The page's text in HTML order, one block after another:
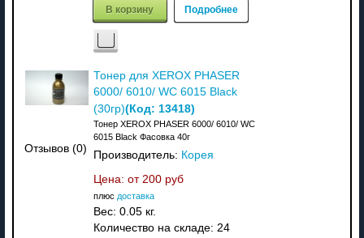
В корзину Подробнее
Отзывов (0)
Тонер для XEROX PHASER
6000/ 6010/ WC 6015 Black
(30гр)(Код: 13418)
Тонер XEROX PHASER 6000/ 6010/ WC
6015 Black Фасовка 40г
Производитель: Корея
Цена: от 200 руб
плюс доставка
Вес: 0.05 кг.
Количество на складе: 24